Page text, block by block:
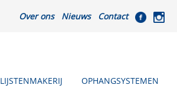
Over ons Nieuws Contact
LIJSTENMAKERIJ OPHANGSYSTEMEN